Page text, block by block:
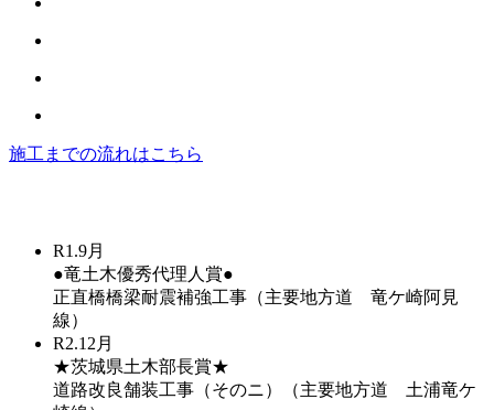
施工までの流れはこちら
R1.9月
●竜土木優秀代理人賞●
正直橋橋梁耐震補強工事（主要地方道 竜ケ崎阿見
線）
R2.12月
★茨城県土木部長賞★
道路改良舗装工事（そのニ）（主要地方道 土浦竜ケ